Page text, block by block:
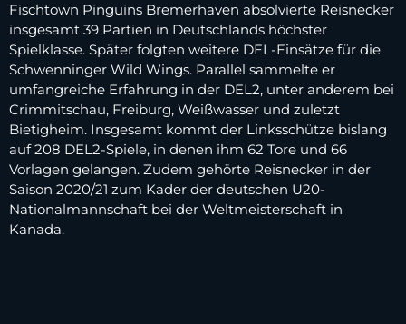
Fischtown Pinguins Bremerhaven absolvierte Reisnecker
insgesamt 39 Partien in Deutschlands höchster
Spielklasse. Später folgten weitere DEL-Einsätze für die
Schwenninger Wild Wings. Parallel sammelte er
umfangreiche Erfahrung in der DEL2, unter anderem bei
Crimmitschau, Freiburg, Weißwasser und zuletzt
Bietigheim. Insgesamt kommt der Linksschütze bislang
auf 208 DEL2-Spiele, in denen ihm 62 Tore und 66
Vorlagen gelangen. Zudem gehörte Reisnecker in der
Saison 2020/21 zum Kader der deutschen U20-
Nationalmannschaft bei der Weltmeisterschaft in
Kanada.